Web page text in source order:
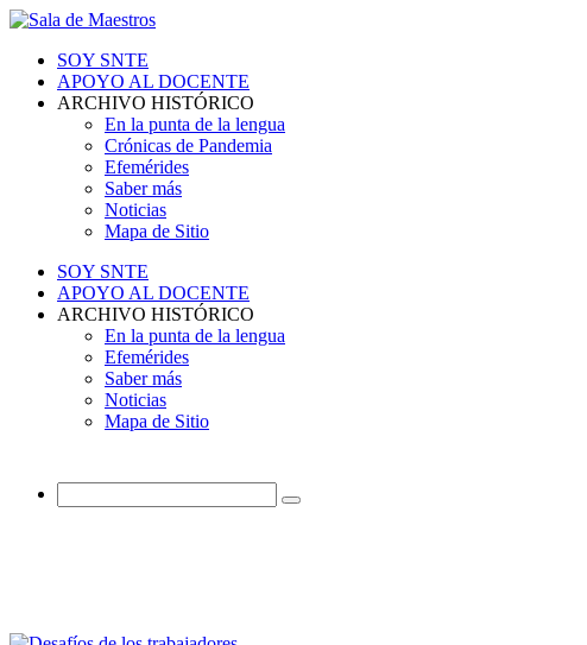
SOY SNTE
APOYO AL DOCENTE
ARCHIVO HISTÓRICO
En la punta de la lengua
Crónicas de Pandemia
Efemérides
Saber más
Noticias
Mapa de Sitio
SOY SNTE
APOYO AL DOCENTE
ARCHIVO HISTÓRICO
En la punta de la lengua
Efemérides
Saber más
Noticias
Mapa de Sitio